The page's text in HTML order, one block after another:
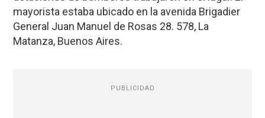
mayorista estaba ubicado en la avenida Brigadier
General Juan Manuel de Rosas 28. 578, La
Matanza, Buenos Aires.
PUBLICIDAD